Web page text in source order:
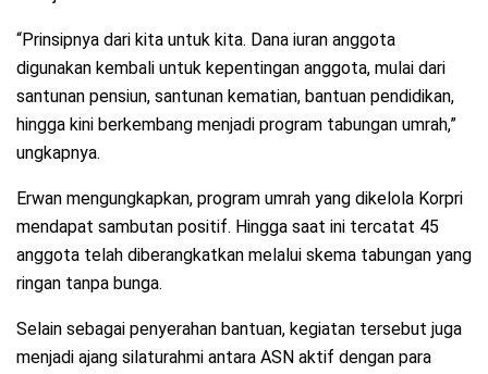
“Prinsipnya dari kita untuk kita. Dana iuran anggota
digunakan kembali untuk kepentingan anggota, mulai dari
santunan pensiun, santunan kematian, bantuan pendidikan,
hingga kini berkembang menjadi program tabungan umrah,”
ungkapnya.
Erwan mengungkapkan, program umrah yang dikelola Korpri
mendapat sambutan positif. Hingga saat ini tercatat 45
anggota telah diberangkatkan melalui skema tabungan yang
ringan tanpa bunga.
Selain sebagai penyerahan bantuan, kegiatan tersebut juga
menjadi ajang silaturahmi antara ASN aktif dengan para